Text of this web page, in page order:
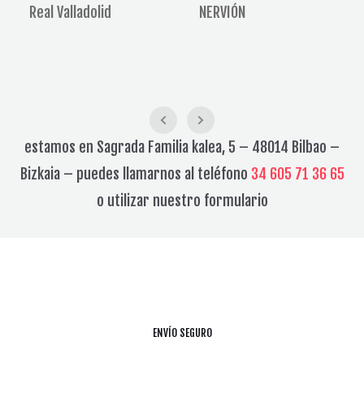
estamos en Sagrada Familia kalea, 5 – 48014 Bilbao –
Bizkaia – puedes llamarnos al teléfono 34 605 71 36 65
o utilizar nuestro formulario
ENVÍO SEGURO